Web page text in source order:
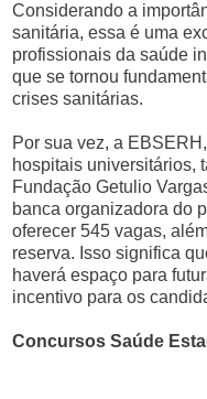
Considerando a
sanitária, essa é uma
profissionais da saúde
que se tornou
crises sanitárias.
Por sua vez, a
hospitais universitários,
Fundação Getulio
banca organizadora do
oferecer 545 vagas,
reserva. Isso significa
haverá espaço para
incentivo para os
Concursos Saúde